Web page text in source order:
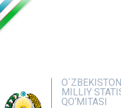
MILLIY
QO‘MITASI
OCHIQ